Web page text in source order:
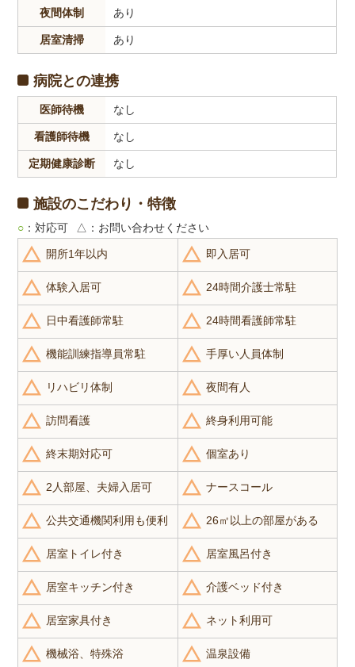
夜間体制 あり
居室清掃 あり
病院との連携
医師待機 なし
看護師待機 なし
定期健康診断 なし
施設のこだわり・特徴
○ ：対応可 △ ：お問い合わせください
開所1年以内 即入居可
体験入居可 24時間介護士常駐
日中看護師常駐 24時間看護師常駐
機能訓練指導員常駐 手厚い人員体制
リハビリ体制 夜間有人
訪問看護 終身利用可能
終末期対応可 個室あり
2人部屋、夫婦入居可 ナースコール
公共交通機関利用も便利 26㎡以上の部屋がある
居室トイレ付き 居室風呂付き
居室キッチン付き 介護ベッド付き
居室家具付き ネット利用可
機械浴、特殊浴 温泉設備